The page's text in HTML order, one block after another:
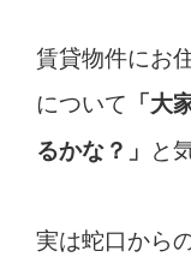
賃貸物件にお
について 「大
るかな？」 と
実は蛇口から